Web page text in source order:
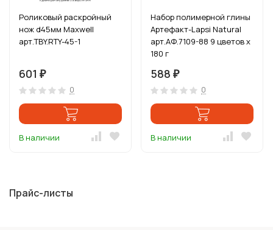
Роликовый раскройный
нож d45мм Maxwell
арт.TBY.RTY-45-1
601 ₽
0
В наличии
Набор полимерной глины
Артефакт-Lapsi Natural
арт.АФ.7109-88 9 цветов х
180 г
588 ₽
0
В наличии
Прайс-листы